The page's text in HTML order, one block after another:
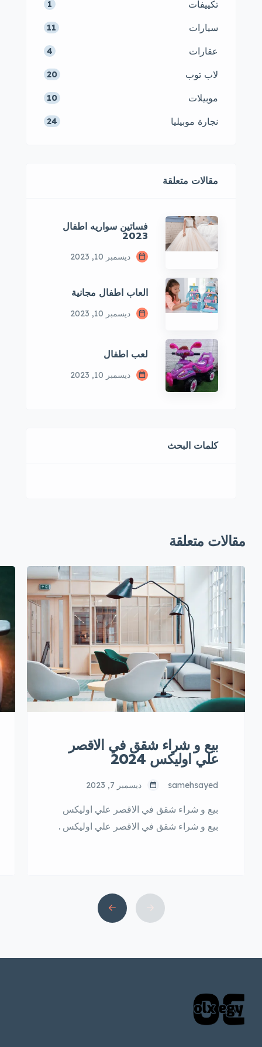
تكييفات 1
سيارات 11
عقارات 4
لاب توب 20
موبيلات 10
نجارة موبيليا 24
مقالات متعلقة
فساتين سواريه اطفال
2023
ديسمبر 10, 2023
العاب اطفال مجانية
ديسمبر 10, 2023
لعب اطفال
ديسمبر 10, 2023
كلمات البحث
مقالات متعلقة
بيع و شراء شقق في الاقصر
علي اوليكس 2024
samehsayed ديسمبر 7, 2023
بيع و شراء شقق في الاقصر علي اوليكس
بيع و شراء شقق في الاقصر علي اوليكس .
يقتصر فقط على معالمها السياحية، بل
يتعداها إلى سوق العقارات النشط. في هذا